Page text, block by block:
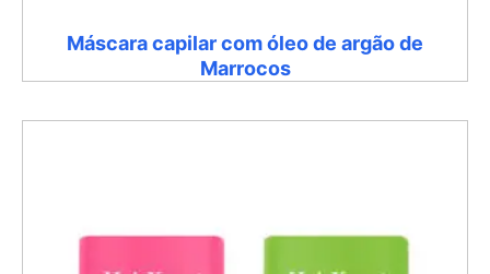
Máscara capilar com óleo de argão de
Marrocos